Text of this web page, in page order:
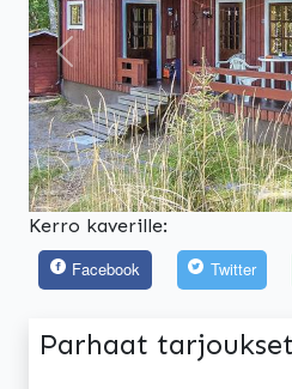
Edellinen
Kerro kaverille:
Facebook
Twitter
Parhaat